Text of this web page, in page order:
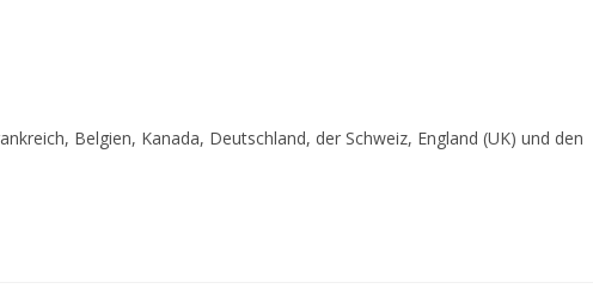
Belgien, Kanada, Deutschland, der Schweiz, England (UK) und den